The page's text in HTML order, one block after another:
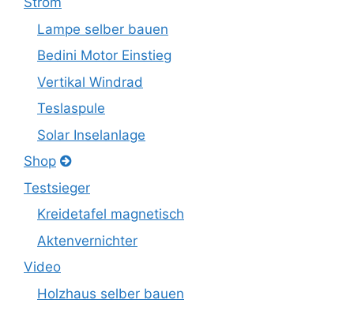
Lampe selber bauen
Bedini Motor Einstieg
Vertikal Windrad
Teslaspule
Solar Inselanlage
Shop
Testsieger
Kreidetafel magnetisch
Aktenvernichter
Video
Holzhaus selber bauen